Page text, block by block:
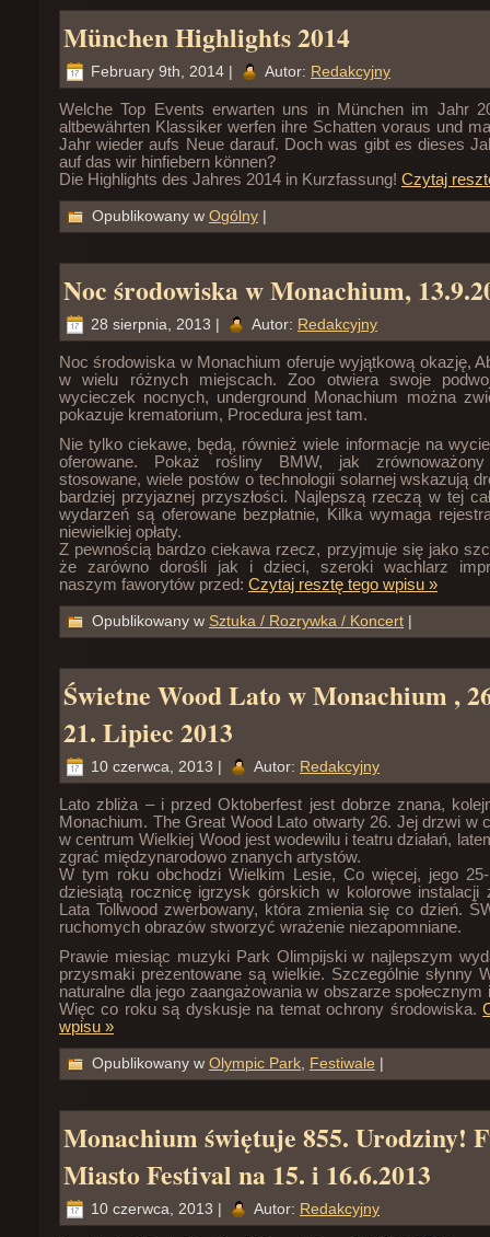
München Highlights 2014
February 9th, 2014 | Autor: Redakcyjny
Welche Top Events erwarten uns in München im Jahr
altbewährten Klassiker werfen ihre Schatten voraus und
Jahr wieder aufs Neue darauf. Doch was gibt es dieses
auf das wir hinfiebern können?
Die Highlights des Jahres 2014 in Kurzfassung! Czytaj
Opublikowany w Ogólny |
Noc środowiska w Monachium,
28 sierpnia, 2013 | Autor: Redakcyjny
Noc środowiska w Monachium oferuje wyjątkową okazję,
w wielu różnych miejscach. Zoo otwiera swoje
wycieczek nocnych, underground Monachium można
pokazuje krematorium, Procedura jest tam.
Nie tylko ciekawe, będą, również wiele informacje na
oferowane. Pokaż rośliny BMW, jak
stosowane, wiele postów o technologii solarnej wskazują
bardziej przyjaznej przyszłości. Najlepszą rzeczą w tej
wydarzeń są oferowane bezpłatnie, Kilka wymaga
niewielkiej opłaty.
Z pewnością bardzo ciekawa rzecz, przyjmuje się jako
że zarówno dorośli jak i dzieci, szeroki wachlarz
naszym faworytów przed: Czytaj resztę tego wpisu »
Opublikowany w Sztuka / Rozrywka / Koncert |
Świetne Wood Lato w Monachium ,
21. Lipiec 2013
10 czerwca, 2013 | Autor: Redakcyjny
Lato zbliża – i przed Oktoberfest jest dobrze znana,
Monachium. The Great Wood Lato otwarty 26. Jej drzwi w
w centrum Wielkiej Wood jest wodewilu i teatru działań,
zgrać międzynarodowo znanych artystów.
W tym roku obchodzi Wielkim Lesie, Co więcej, jego
dziesiątą rocznicę igrzysk górskich w kolorowe instalacji
Lata Tollwood zwerbowany, która zmienia się co dzień.
ruchomych obrazów stworzyć wrażenie niezapomniane.
Prawie miesiąc muzyki Park Olimpijski w najlepszym
przysmaki prezentowane są wielkie. Szczególnie słynny
naturalne dla jego zaangażowania w obszarze
Więc co roku są dyskusje na temat ochrony środowiska.
wpisu »
Opublikowany w Olympic Park Festiwale |
Monachium świętuje 855. Urodziny!
Miasto Festival na 15. i 16.6.2013
10 czerwca, 2013 | Autor: Redakcyjny